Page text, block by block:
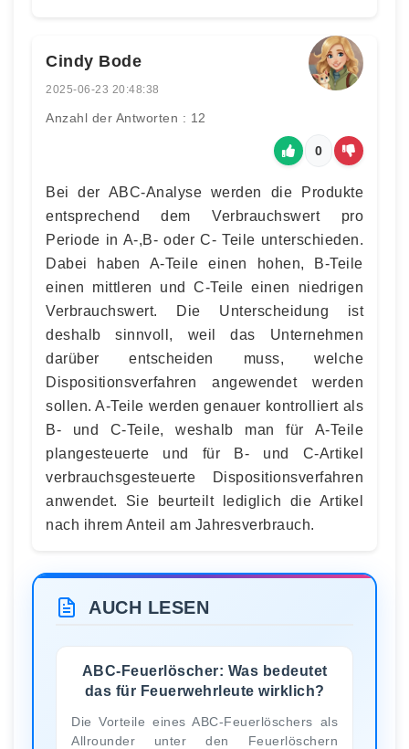
Cindy Bode
2025-06-23 20:48:38
Anzahl der Antworten : 12
0
Bei der ABC-Analyse werden die Produkte
entsprechend dem Verbrauchswert pro
Periode in A-,B- oder C- Teile unterschieden.
Dabei haben A-Teile einen hohen, B-Teile
einen mittleren und C-Teile einen niedrigen
Verbrauchswert. Die Unterscheidung ist
deshalb sinnvoll, weil das Unternehmen
darüber entscheiden muss, welche
Dispositionsverfahren angewendet werden
sollen. A-Teile werden genauer kontrolliert als
B- und C-Teile, weshalb man für A-Teile
plangesteuerte und für B- und C-Artikel
verbrauchsgesteuerte Dispositionsverfahren
anwendet. Sie beurteilt lediglich die Artikel
nach ihrem Anteil am Jahresverbrauch.
AUCH LESEN
ABC-Feuerlöscher: Was bedeutet
das für Feuerwehrleute wirklich?
Die Vorteile eines ABC-Feuerlöschers als
Allrounder unter den Feuerlöschern